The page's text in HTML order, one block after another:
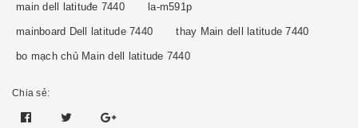
main dell latituđe 7440 la-m591p
mainboard Dell latitude 7440 thay Main dell latitude 7440
bo mạch chủ Main dell latitude 7440
Chia sẻ: